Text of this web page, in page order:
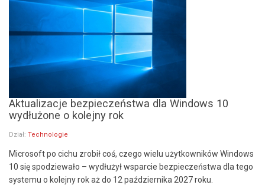
Aktualizacje bezpieczeństwa dla Windows 10
wydłużone o kolejny rok
Dział: Technologie
Microsoft po cichu zrobił coś, czego wielu użytkowników Windows
10 się spodziewało – wydłużył wsparcie bezpieczeństwa dla tego
systemu o kolejny rok aż do 12 października 2027 roku.